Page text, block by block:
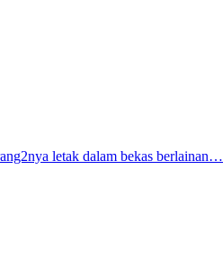
letak dalam bekas berlainan…